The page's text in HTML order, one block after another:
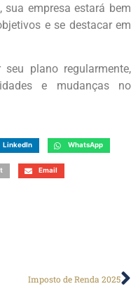
sua empresa estará bem
e se destacar em
plano regularmente,
e mudanças no
LinkedIn WhatsApp
Email
Imposto de Renda 2025